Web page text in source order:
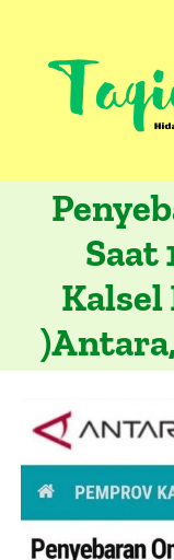
content
Saat
Kalsel